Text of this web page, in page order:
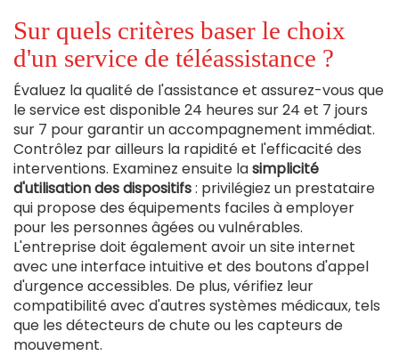
Sur quels critères baser le choix
d'un service de téléassistance ?
Évaluez la qualité de l'assistance et assurez-vous que
le service est disponible 24 heures sur 24 et 7 jours
sur 7 pour garantir un accompagnement immédiat.
Contrôlez par ailleurs la rapidité et l'efficacité des
interventions. Examinez ensuite lasimplicité
d'utilisation des dispositifs: privilégiez un prestataire
qui propose des équipements faciles à employer
pour les personnes âgées ou vulnérables.
L'entreprise doit également avoir un site internet
avec une interface intuitive et des boutons d'appel
d'urgence accessibles. De plus, vérifiez leur
compatibilité avec d'autres systèmes médicaux, tels
que les détecteurs de chute ou les capteurs de
mouvement.